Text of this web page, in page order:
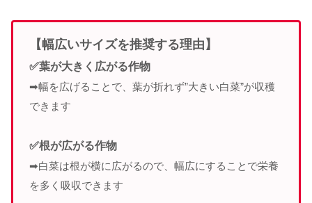
【幅広いサイズを推奨する理由】
✅葉が大きく広がる作物
➡幅を広げることで、葉が折れず”大きい白菜”が収穫
できます
✅根が広がる作物
➡白菜は根が横に広がるので、幅広にすることで栄養
を多く吸収できます